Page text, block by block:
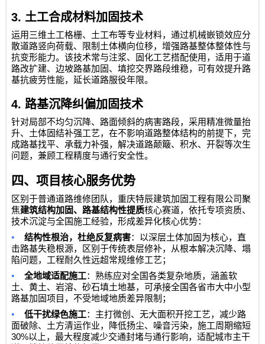
3. 土工合成材料加固技术
运用三维土工格栅、土工布等专业材料，通过机械嵌锁效应分
散道路竖向荷载、限制土体横向位移，增强路基整体整体性与
抗变形能力。该技术常与注浆、固化工艺搭配使用，适用于道
路改扩建、边坡路基加固、填挖交界路段维稳，可有效提升路
基抗疲劳性能，延长道路服役年限。
4.路基沉降纠偏加固技术
针对局部不均匀沉降、路面倾斜的病害路段，采用精准微量抬
升、土体固结补强工艺，在不影响道路整体结构的前提下，完
成路基找平、承载力补强，解决道路颠簸、积水、开裂等次生
问题，兼顾工程精度与通行安全性。
四、项目核心服务优势
区别于普通道路维修团队，重庆特辰建筑加固工程有限公司聚
焦建筑结构加固、路基结构性提质核心赛道，依托专项资质、
技术沉淀与全国施工经验，形成差异化核心优势：
• 结构性根治，杜绝反复病害：以深层土体加固为核心，直
击路基失稳根源，区别于传统表层修补，从根本解决沉降、塌
陷问题，工程耐久性远超常规维修工艺；
• 全地域适配施工：熟练应对全国各类复杂地质，涵盖软
土、黄土、岩溶、砂石填土地基，可承接全国各省市大中小型
路基加固项目，不受地域地质差异限制；
• 低干扰绿色施工：主打微创、无大面积开挖工艺，减少路
面破除、土方清运作业，降低扬尘、噪音污染，施工周期缩短
30%以上，最大程度减少交通封堵与通行影响，适配城市主干